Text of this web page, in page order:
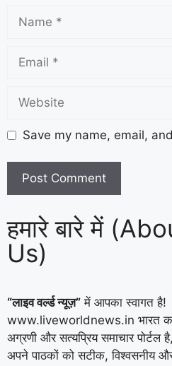
Save my name, email,
हमारे बारे में
Us)
“लाइव वर्ल्ड न्यूज़” में आपका स्वागत है!
www.liveworldnews.in भारत
अग्रणी और सत्यप्रिय समाचार पोर्टल
अपने पाठकों को सटीक, विश्वसनीय